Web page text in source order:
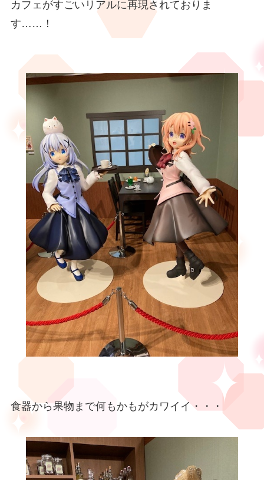
カフェがすごいリアルに再現されておりま
す……！
食器から果物まで何もかもがカワイイ・・・